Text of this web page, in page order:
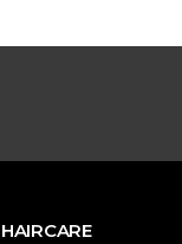
HAIRCARE